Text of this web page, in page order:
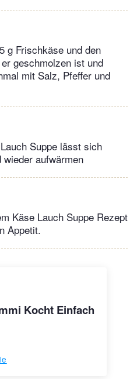
g Frischkäse und den
geschmolzen ist und
mit Salz, Pfeffer und
Suppe lässt sich
aufwärmen
Käse Lauch Suppe Rezept
Appetit.
Kocht Einfach